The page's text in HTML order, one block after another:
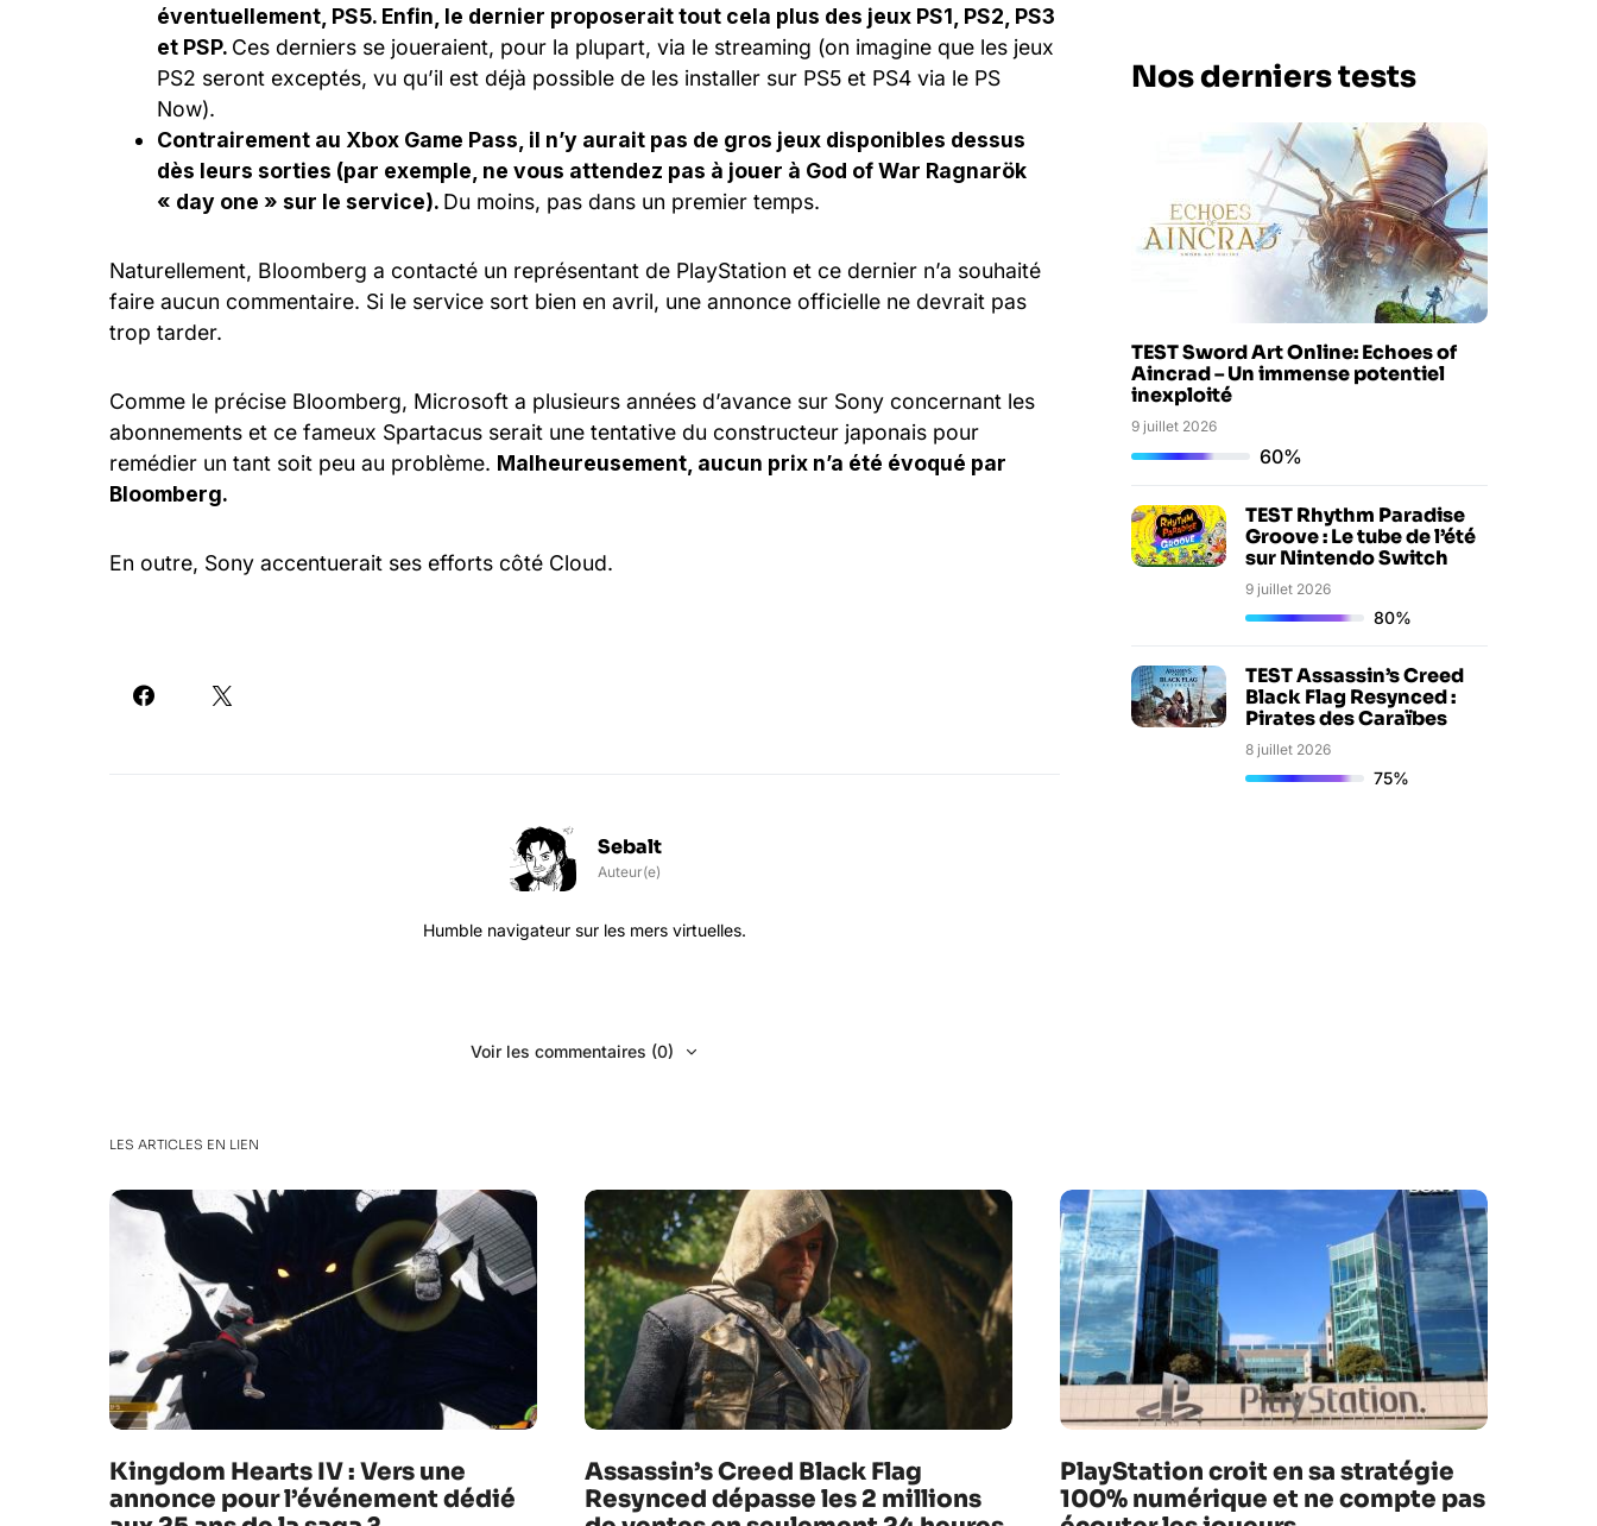
éventuellement, PS5. Enfin, le dernier proposerait tout cela plus des jeux PS1, PS2, PS3
et PSP. Ces derniers se joueraient, pour la plupart, via le streaming (on imagine que les jeux
PS2 seront exceptés, vu qu’il est déjà possible de les installer sur PS5 et PS4 via le PS
Now).
Contrairement au Xbox Game Pass, il n’y aurait pas de gros jeux disponibles dessus
dès leurs sorties (par exemple, ne vous attendez pas à jouer à God of War Ragnarök
« day one » sur le service). Du moins, pas dans un premier temps.
Naturellement, Bloomberg a contacté un représentant de PlayStation et ce dernier n’a souhaité
faire aucun commentaire. Si le service sort bien en avril, une annonce officielle ne devrait pas
trop tarder.
Comme le précise Bloomberg, Microsoft a plusieurs années d’avance sur Sony concernant les
abonnements et ce fameux Spartacus serait une tentative du constructeur japonais pour
remédier un tant soit peu au problème. Malheureusement, aucun prix n’a été évoqué par
Bloomberg.
En outre, Sony accentuerait ses efforts côté Cloud.
Sebalt
Auteur(e)
Humble navigateur sur les mers virtuelles.
Voir les commentaires (0)
Nos derniers tests
TEST Sword Art Online: Echoes of
Aincrad – Un immense potentiel
inexploité
9 juillet 2026
60%
TEST Rhythm Paradise
Groove : Le tube de l’été
sur Nintendo Switch
9 juillet 2026
80%
TEST Assassin’s Creed
Black Flag Resynced :
Pirates des Caraïbes
8 juillet 2026
75%
LES ARTICLES EN LIEN
Kingdom Hearts IV : Vers une
annonce pour l’événement dédié
Assassin’s Creed Black Flag
Resynced dépasse les 2 millions
PlayStation croit en sa stratégie
100% numérique et ne compte pas